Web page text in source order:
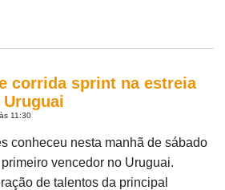
corrida sprint na estreia
11:30
conheceu nesta manhã de sábado
vencedor no Uruguai.
de talentos da principal